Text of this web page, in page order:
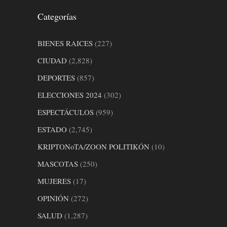
Categorías
BIENES RAICES(227)
CIUDAD(2,828)
DEPORTES(857)
ELECCIONES 2024 (302)
ESPECTÁCULOS(959)
ESTADO(2,745)
KRIPTONoTA/ZOON POLITIKÓN(10)
MASCOTAS(250)
MUJERES(17)
OPINIÓN(272)
SALUD(1,287)